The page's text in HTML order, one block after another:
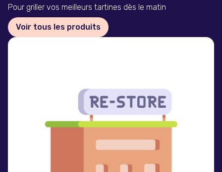
Pour griller vos meilleurs tartines dès le matin
Voir tous les produits